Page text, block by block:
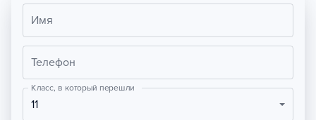
Имя
Телефон
Класс, в который перешли
11